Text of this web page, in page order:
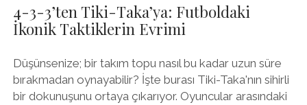
4-3-3’ten Tiki-Taka’ya: Futboldaki
İkonik Taktiklerin Evrimi
Düşünsenize; bir takım topu nasıl bu kadar uzun süre
bırakmadan oynayabilir? İşte burası Tiki-Taka'nın sihirli
bir dokunuşunu ortaya çıkarıyor. Oyuncular arasındaki